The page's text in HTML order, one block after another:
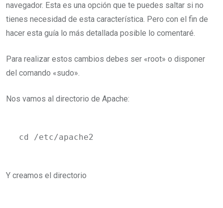
navegador. Esta es una opción que te puedes saltar si no
tienes necesidad de esta característica. Pero con el fin de
hacer esta guía lo más detallada posible lo comentaré.
Para realizar estos cambios debes ser «root» o disponer
del comando «sudo».
Nos vamos al directorio de Apache:
cd /etc/apache2
Y creamos el directorio